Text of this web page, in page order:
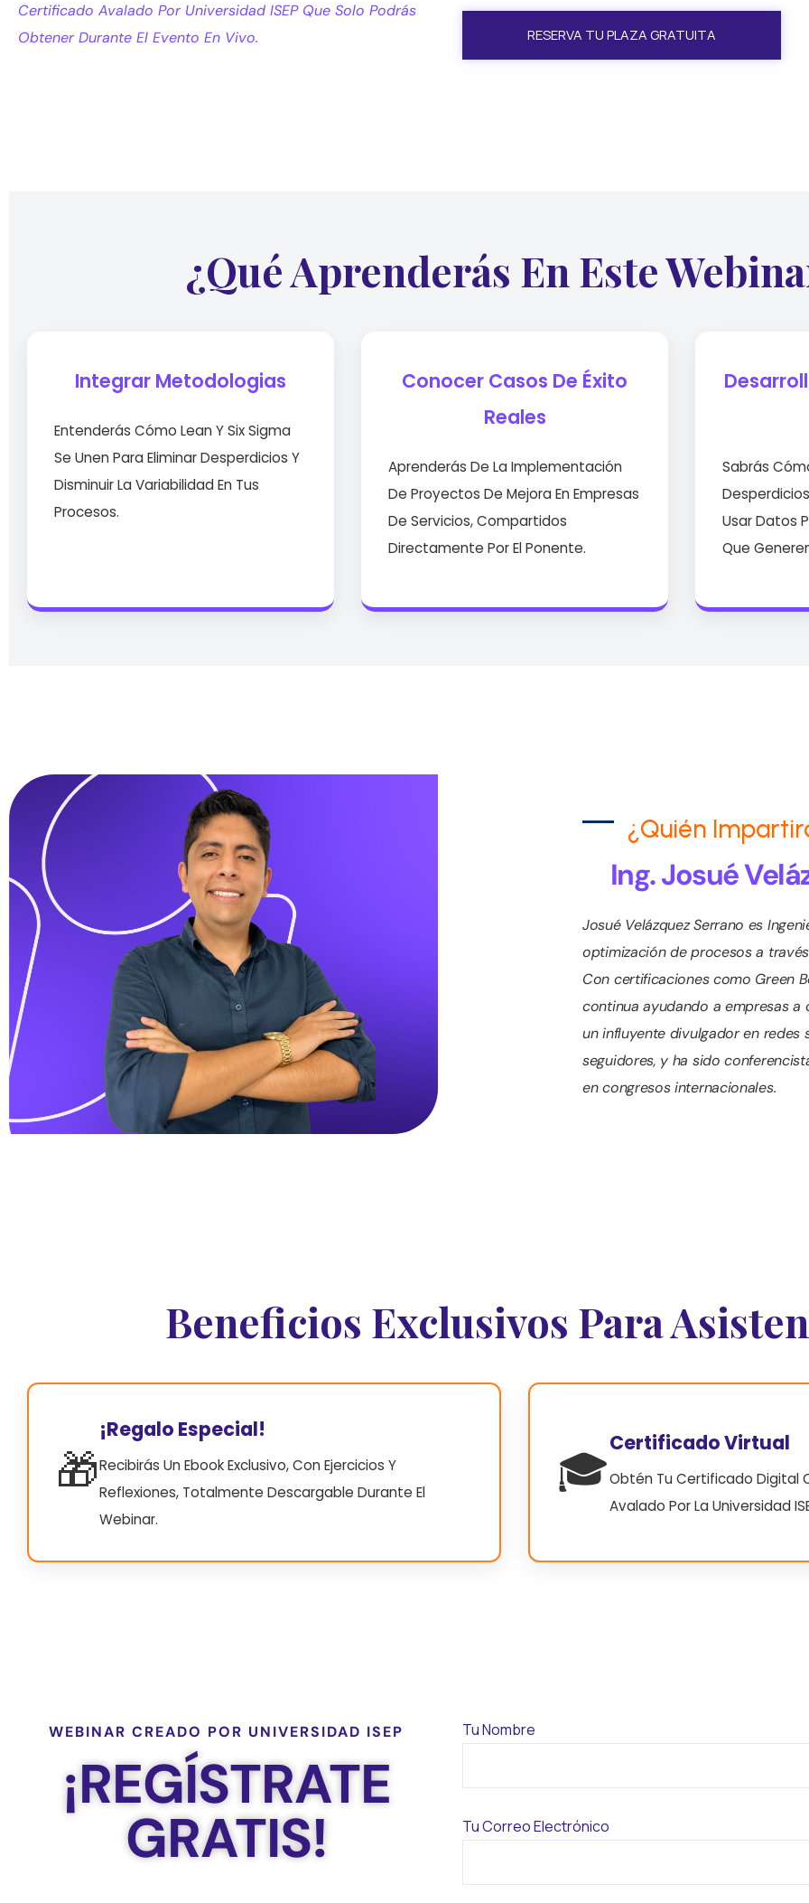
Certificado Avalado Por Universidad ISEP Que Solo Podrás
Obtener Durante El Evento En Vivo.
¿Qué Aprenderás En Este
Integrar Metodologias
Entenderás Cómo Lean Y Six Sigma
Se Unen Para Eliminar Desperdicios Y
Disminuir La Variabilidad En Tus
Procesos.
Conocer Casos De Éxito
Reales
Aprenderás De La Implementación
De Proyectos De Mejora En Empresas
De Servicios, Compartidos
Directamente Por El Ponente.
Sabrás
Usar Datos
Que
¿Quién
Ing. Josué
Josué Velázquez Serrano es
optimización de procesos a
Con certificaciones como Green
continua ayudando a empresas a
un influyente divulgador en
seguidores, y ha sido
en congresos internacionales.
Beneficios Exclusivos Para
🎁
¡Regalo Especial!
Recibirás Un Ebook Exclusivo, Con Ejercicios Y
Reflexiones, Totalmente Descargable Durante El
Webinar.
🎓Certificado Virtual
Obtén Tu Certificado Digital
Avalado Por La Universidad
WEBINAR CREADO POR UNIVERSIDAD ISEP
¡REGÍSTRATE
GRATIS!
Tu Nombre
Tu Correo Electrónico